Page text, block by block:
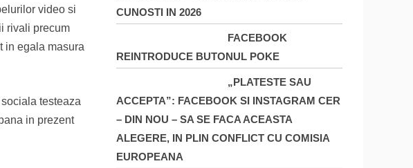
video si
rivali precum
in egala masura
testeaza
in prezent
CUNOSTI IN 2026
FACEBOOK
REINTRODUCE BUTONUL POKE
„PLATESTE SAU
ACCEPTA”: FACEBOOK SI INSTAGRAM CER
– DIN NOU – SA SE FACA ACEASTA
ALEGERE, IN PLIN CONFLICT CU COMISIA
EUROPEANA